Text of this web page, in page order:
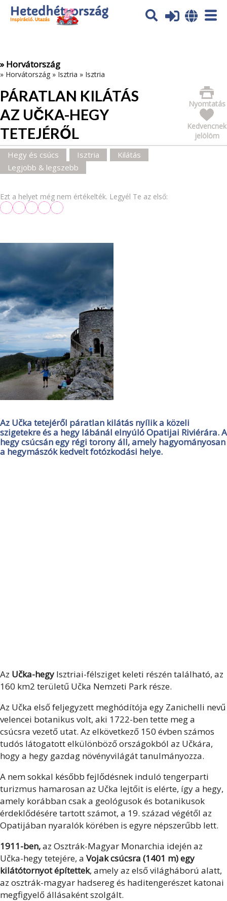
Az oldal sütiket (cookies) használ. További tájékoztatás itt:
Adatvédelmi tájékoztató
» Horvátország
» Horvátország » Isztria » Isztria
PÁRATLAN KILÁTÁS
AZ UČKA-HEGY
TETEJÉRŐL
Nyomtatás
Kedvencnek
jelölöm
Hegy és csúcs Isztria
Kilátás
Legjobb & legszebb
Ezt a helyet még nem értékelték. Legyél Te az első:
Az Učka tetejéről páratlan kilátás nyílik a közeli
szigetekre és a hegy lábánál elnyúló Opatijai Riviérára. A
hegy csúcsán egy régi torony áll, amely hagyományosan
a hegymászók kedvelt fotózkodási helye.
Az Učka-hegy Isztriai-félsziget keleti részén található, az
160 km2 területű Učka Nemzeti Park része.
Az Učka első feljegyzett meghódítója egy Zanichelli nevű
velencei botanikus volt, aki 1722-ben tette meg a
csúcsra vezető utat. Az elkövetkező 150 évben számos
tudós látogatott elkülönböző országokból az Učkára,
hogy a hegy gazdag növényvilágát tanulmányozza.
A nem sokkal később fejlődésnek induló tengerparti
turizmus hamarosan az Učka lejtőit is elérte, így a hegy,
amely korábban csak a geológusok és botanikusok
érdeklődésére tartott számot, a 19. század végétől az
Opatijában nyaralók körében is egyre népszerűbb lett.
1911-ben,az Osztrák-Magyar Monarchia idején az
Učka-hegy tetejére, a Vojak csúcsra (1401 m) egy
kilátótornyot építettek, amely az első világháború alatt,
az osztrák-magyar hadsereg és haditengerészet katonai
megfigyelő állásaként szolgált.